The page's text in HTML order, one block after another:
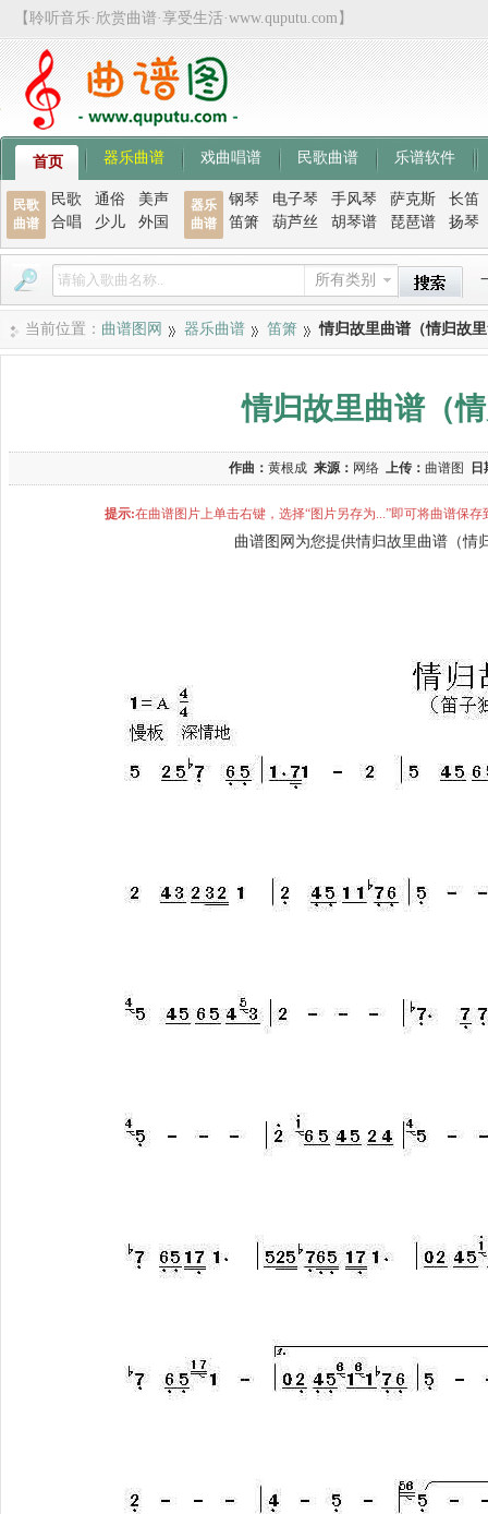
【聆听音乐·欣赏曲谱·享受生活·www.quputu.com】
首页 器乐曲谱 戏曲唱谱 民歌曲谱 乐谱软件
民歌
曲谱
民歌 通俗
美声
合唱
少儿 外国
器乐
曲谱
钢琴 电子琴 手风琴 萨克斯
长笛
笛箫
葫芦丝 胡琴谱 琵琶谱 扬琴
所有类别
当前位置： 曲谱图网 器乐曲谱 笛箫 情归故里曲谱（情归故
情归故里曲谱（
作曲： 黄根成 来源： 网络 上传： 曲谱图 日
提示:在曲谱图片上单击右键，选择“图片另存为...”即可将曲谱保
曲谱图网为您提供情归故里曲谱（情